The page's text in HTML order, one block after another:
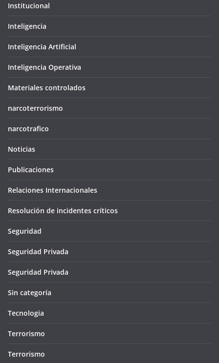
Institucional
Inteligencia
Inteligencia Artificial
Inteligencia Operativa
Materiales controlados
narcoterrorismo
narcotrafico
Noticias
Publicaciones
Relaciones Internacionales
Resolución de incidentes críticos
Seguridad
Seguridad Privada
Seguridad Privada
Sin categoría
Tecnologia
Terrorismo
Terrorismo